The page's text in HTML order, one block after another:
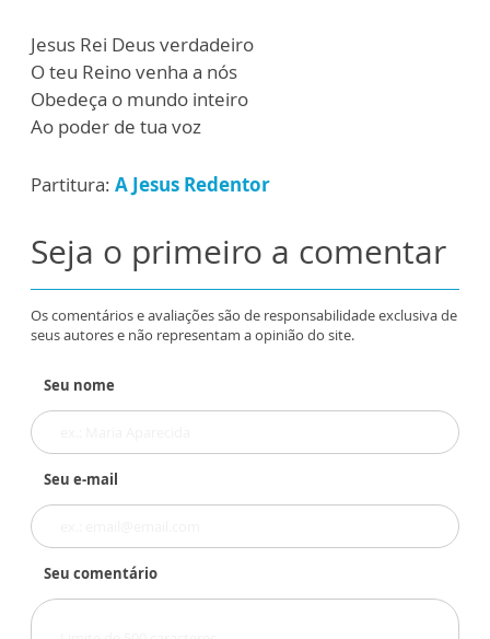
Jesus Rei Deus verdadeiro
O teu Reino venha a nós
Obedeça o mundo inteiro
Ao poder de tua voz
Partitura: A Jesus Redentor
Seja o primeiro a comentar
Os comentários e avaliações são de responsabilidade exclusiva de
seus autores e não representam a opinião do site.
Seu nome
Seu e-mail
Seu comentário